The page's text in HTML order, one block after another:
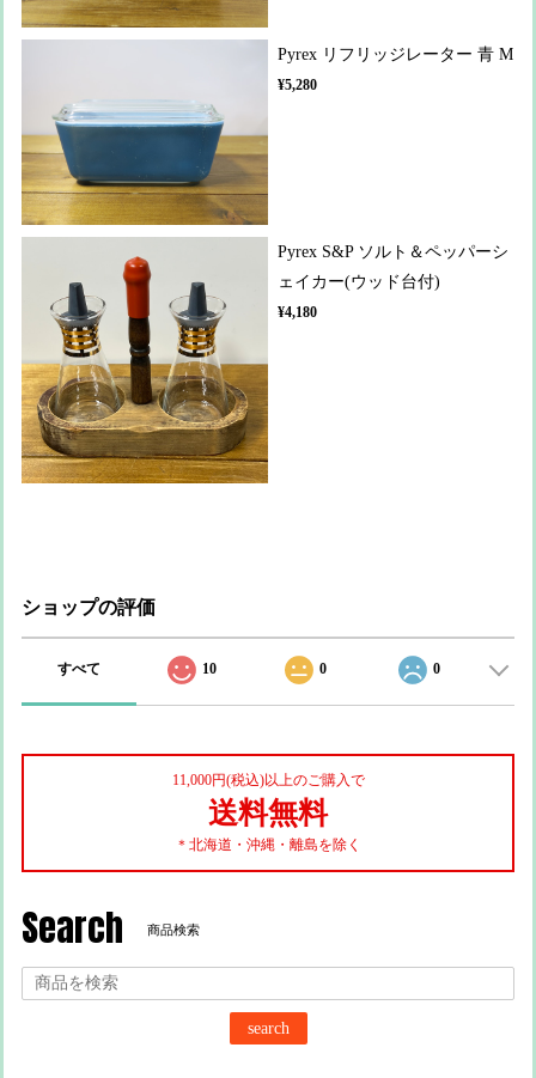
Pyrex リフリッジレーター 青 M
¥5,280
Pyrex S&P ソルト＆ペッパーシ
ェイカー(ウッド台付)
¥4,180
ショップの評価
すべて 10 0 0
11,000円(税込)以上のご購入で
送料無料
＊北海道・沖縄・離島を除く
Search 商品検索
search